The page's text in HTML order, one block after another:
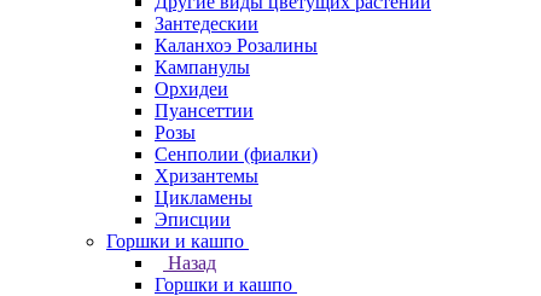
Зантедескии
Каланхоэ Розалины
Кампанулы
Орхидеи
Пуансеттии
Розы
Сенполии (фиалки)
Хризантемы
Цикламены
Эписции
Горшки и кашпо
Назад
Горшки и кашпо